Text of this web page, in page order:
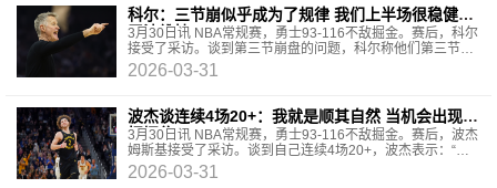
科尔：三节崩似乎成为了规律 我们上半场很稳健但
无法维持
3月30日讯 NBA常规赛，勇士93-116不敌掘金。赛后，科尔
接受了采访。谈到第三节崩盘的问题，科尔称他们第三节打
不好似乎成为了“规律”。"我们上半场打得很稳健，
2026-03-31
波杰谈连续4场20+：我就是顺其自然 当机会出现时
把握住
3月30日讯 NBA常规赛，勇士93-116不敌掘金。赛后，波杰
姆斯基接受了采访。谈到自己连续4场20+，波杰表示：“老
实说，我并没有太去想这个。就是打自己的比赛，机会出现
2026-03-31